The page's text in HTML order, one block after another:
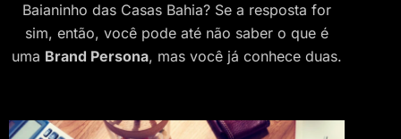
Baianinho das Casas Bahia? Se a resposta for
sim, então, você pode até não saber o que é
uma Brand Persona, mas você já conhece duas.